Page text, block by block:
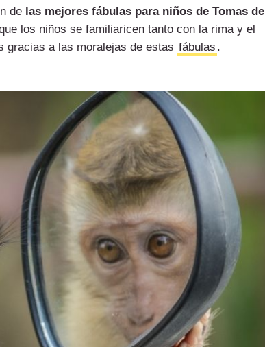
de las mejores fábulas para niños de Tomas de
los niños se familiaricen tanto con la rima y el
gracias a las moralejas de estas fábulas .